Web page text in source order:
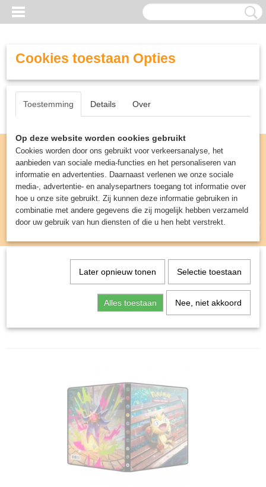
Inloggen Registreren
UW WINKELWAGEN
(0)
Ruilkaarten>Pokémon TCG >Mega Evolution:
Cookies toestaan Opties
Toestemming Details Over
Op deze website worden cookies gebruikt
Cookies worden door ons gebruikt voor verkeersanalyse, het
aanbieden van sociale media-functies en het personaliseren van
informatie en advertenties. Daarnaast verlenen we onze sociale
media-, advertentie- en analysepartners toegang tot informatie over
hoe u onze site gebruikt. Zij kunnen deze informatie gebruiken in
combinatie met andere gegevens die zij mogelijk hebben verzameld
door uw gebruik van hun diensten of die u hen hebt verstrekt.
Later opnieuw tonen Selectie toestaan
Alles toestaan Nee, niet akkoord